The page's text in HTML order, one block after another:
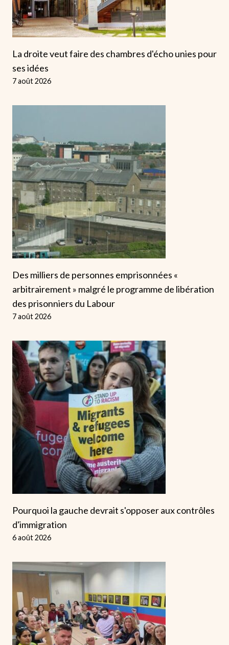
La droite veut faire des chambres d'écho unies pour
ses idées
7 août 2026
Des milliers de personnes emprisonnées «
arbitrairement » malgré le programme de libération
des prisonniers du Labour
7 août 2026
Pourquoi la gauche devrait s'opposer aux contrôles
d'immigration
6 août 2026